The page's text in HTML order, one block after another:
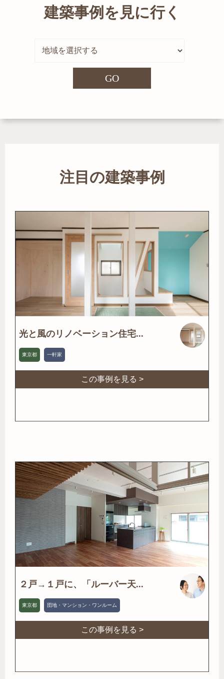
建築事例を見に行く
GO
注目の建築事例
光と風のリノベーション住宅...
東京都 一軒家
この事例を見る >
２戸→１戸に、「ルーバー天...
東京都 団地・マンション・ワンルーム
この事例を見る >